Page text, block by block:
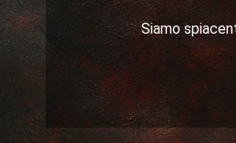
Siamo